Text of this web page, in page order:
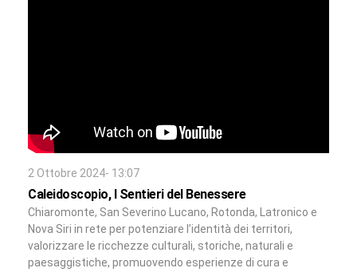
2 Ottobre 2024- 13:07
Caleidoscopio, I Sentieri del Benessere
Chiaromonte, San Severino Lucano, Rotonda, Latronico e
Nova Siri in rete per potenziare l’identità dei territori,
valorizzare le ricchezze culturali, storiche, naturali e
paesaggistiche, promuovendo esperienze di cura e